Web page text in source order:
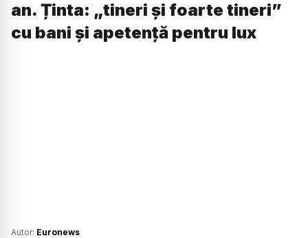
an. Ținta: „tineri și foarte tineri”
cu bani și apetență pentru lux
Autor: Euronews